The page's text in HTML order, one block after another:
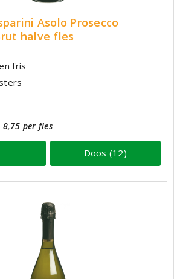
Asolo Prosecco
halve fles
fris
8,75 per fles
Doos (12)